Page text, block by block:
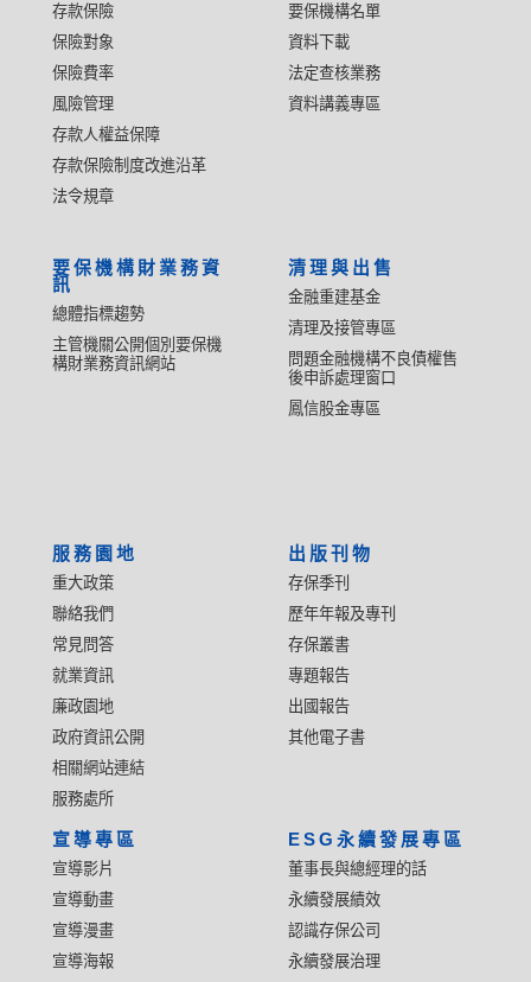
存款保險
保險對象
保險費率
風險管理
存款人權益保障
存款保險制度改進沿革
法令規章
要保機構名單
資料下載
法定查核業務
資料講義專區
要保機構財業務資
訊
總體指標趨勢
主管機關公開個別要保機
構財業務資訊網站
清理與出售
金融重建基金
清理及接管專區
問題金融機構不良債權售
後申訴處理窗口
鳳信股金專區
服務園地
重大政策
聯絡我們
常見問答
就業資訊
廉政園地
政府資訊公開
相關網站連結
服務處所
出版刊物
存保季刊
歷年年報及專刊
存保叢書
專題報告
出國報告
其他電子書
宣導專區
宣導影片
宣導動畫
宣導漫畫
宣導海報
ESG永續發展專區
董事長與總經理的話
永續發展績效
認識存保公司
永續發展治理